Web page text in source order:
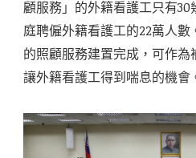
顧服務」的外籍看護工只有
庭聘僱外籍看護工的22萬人
的照顧服務建置完成，可作為
讓外籍看護工得到喘息的機會